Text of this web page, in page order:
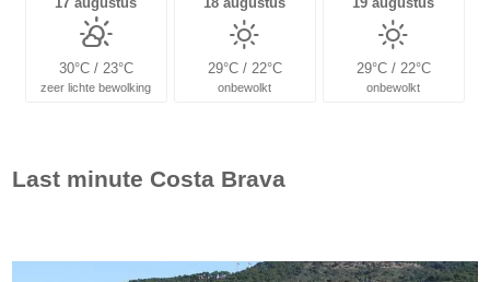
30°C / 23°C
zeer lichte bewolking
29°C / 22°C
onbewolkt
29°C / 22°C
onbewolkt
Last minute Costa Brava